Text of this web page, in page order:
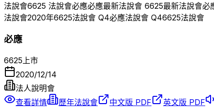
法說會6625 法說會必應必應最新法說會 6625最新法說會必
法說會2020年6625法說會 Q4必應法說會 Q46625法說會
必應
6625上市
2020/12/14
法人說明會
查看詳情
歷年法說會 中文版 PDF 英文版 PDF